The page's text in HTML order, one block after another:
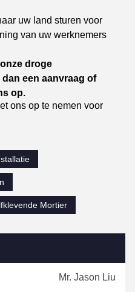
uw land sturen voor
van uw werknemers
droge
een aanvraag of
op.
ons op te nemen voor
Mortier
Mr. Jason Liu